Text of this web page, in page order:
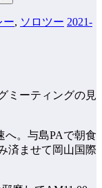
ー, ソロツー 2021-
ミーティングの見
へ。与島PAで朝食
済ませて岡山国際